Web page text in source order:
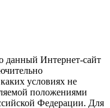
данный Интернет-сайт
условиях не
положениями
Федерации. Для